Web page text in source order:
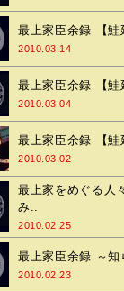
最上家臣余録 【
2010.03.14
最上家臣余録 【
2010.03.04
最上家臣余録 【
2010.03.02
最上家をめぐる人
み..
2010.02.25
最上家臣余録 ～
2010.02.23